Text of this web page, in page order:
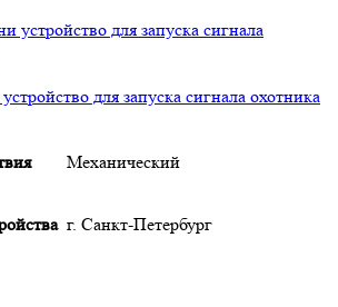
для запуска сигнала охотника
Механический
г. Санкт-Петербург